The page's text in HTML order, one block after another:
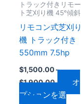
商
品
ペ
ー
ジ
か
ら
選
トラック付きリモー
ト芝刈り機 45°傾斜
リモコン式芝刈り
機 トラック付き
550mm 7.5hp
$1,500.00–
$1,900.00
オ
プションを選
数
バ
リ
エ
ー
シ
ョ